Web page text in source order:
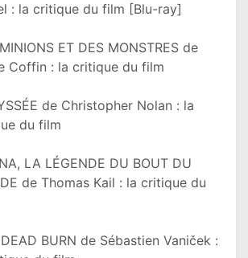
: la critique du film [Blu-ray]
ET DES MONSTRES de
Coffin : la critique du film
de Christopher Nolan : la
du film
LA LÉGENDE DU BOUT DU
de Thomas Kail : la critique du
BURN de Sébastien Vaniček :